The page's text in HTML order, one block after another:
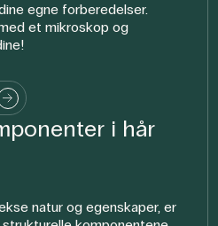
egne forberedelser.
et mikroskop og
i hår
natur og egenskaper, er